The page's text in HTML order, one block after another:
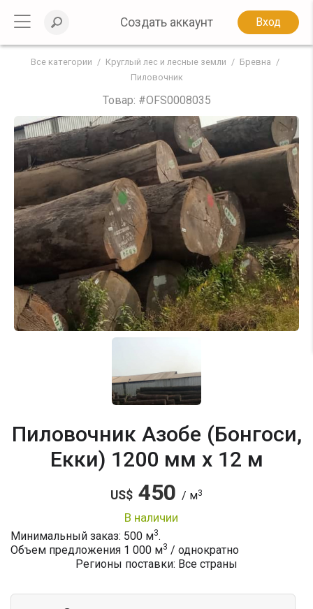
Создать аккаунт Вход
Все категории Круглый лес и лесные земли
Бревна
Пиловочник
Товар: #OFS0008035
Пиловочник Азобе (Бонгоси,
Екки) 1200 мм x 12 м
US$ 450 / м3
в наличии
Минимальный заказ: 500 м3.
Объем предложения 1 000 м3 / однократно
Регионы поставки: Все страны